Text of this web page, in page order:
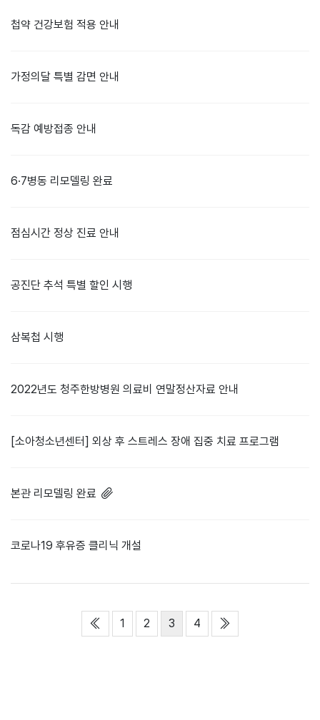
첩약 건강보험 적용 안내
가정의달 특별 감면 안내
독감 예방접종 안내
6·7병동 리모델링 완료
점심시간 정상 진료 안내
공진단 추석 특별 할인 시행
삼복첩 시행
2022년도 청주한방병원 의료비 연말정산자료 안내
[소아청소년센터] 외상 후 스트레스 장애 집중 치료 프로그램
본관 리모델링 완료
코로나19 후유증 클리닉 개설
처음1 페이지
2페이지
열린
3 페이지
4페이지